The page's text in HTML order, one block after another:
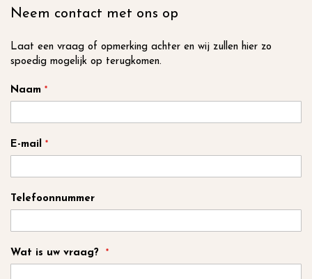
de
inhoud
Neem contact met ons op
Laat een vraag of opmerking achter en wij zullen hier zo
spoedig mogelijk op terugkomen.
Naam
E-mail
Telefoonnummer
Wat is uw vraag?